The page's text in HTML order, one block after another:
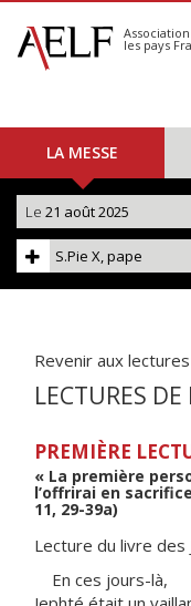
S'abonner
Calendrier
les pays
LA MESSE
Le 21 août 2025
S.Pie X, pape
Revenir aux
LECTURES DE
PREMIÈRE
« La première
l’offrirai en
11, 29-39a)
Lecture du livre des
En ces jours-là,